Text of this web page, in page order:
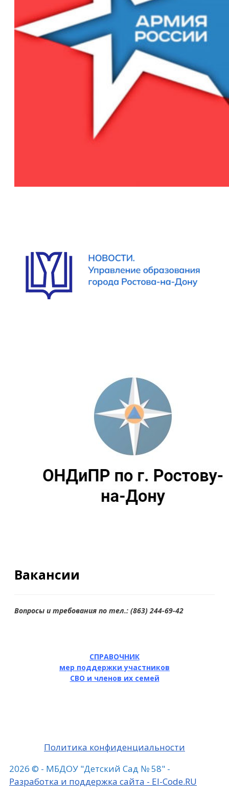
Вакансии
Вопросы и требования по тел.: (863) 244-69-42
СПРАВОЧНИК
мер поддержки участников
СВО и членов их семей
Политика конфиденциальности
2026 © - МБДОУ "Детский Сад № 58" -
Разработка и поддержка сайта - El-Code.RU